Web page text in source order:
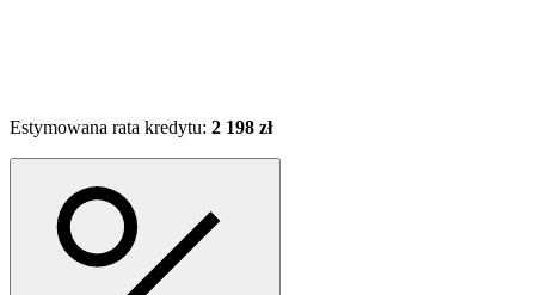
Estymowana rata kredytu: 2 198 zł